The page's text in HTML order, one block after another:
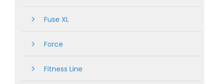
Fuse XL
Force
Fitness Line